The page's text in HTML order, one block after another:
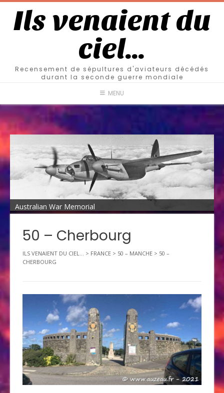
Ils venaient du
ciel…
Recensement de sépultures d'aviateurs décédés
durant la seconde guerre mondiale
MENU
Australian War Memorial
50 – Cherbourg
ILS VENAIENT DU CIEL... > FRANCE > 50 – MANCHE > 50 –
CHERBOURG